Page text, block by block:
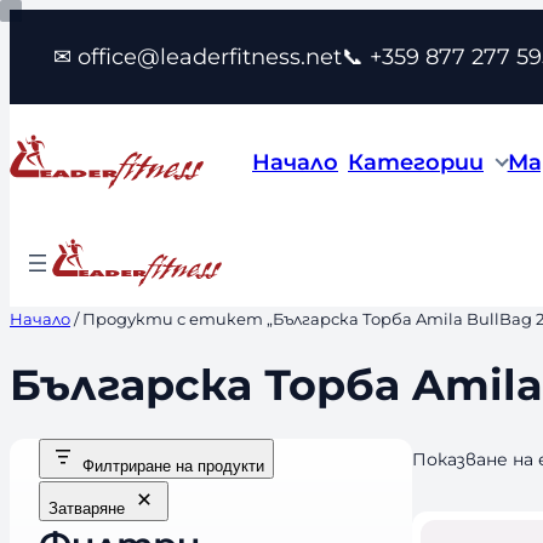
Към
съдържанието
✉ office@leaderfitness.net📞 +359 877 277
Начало Категории
Начало/ Продукти с етикет „Българска Торба Amila BullBag
Българска Торба
Филтриране на продукти
Затваряне
Показване